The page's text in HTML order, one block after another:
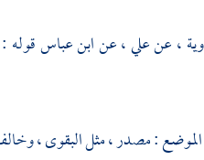
،عنعلي ،عنابن عباسقوله
: مصدر ، مثل البقوى ،